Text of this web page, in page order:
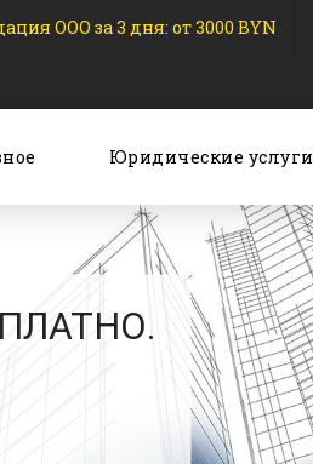
ООО за 3 дня: от 3000 BYN
Юридические услуги